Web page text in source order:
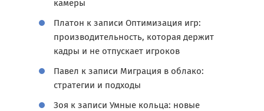
камеры
Платон к записи Оптимизация игр:
производительность, которая держит
кадры и не отпускает игроков
Павел к записи Миграция в облако:
стратегии и подходы
Зоя к записи Умные кольца: новые